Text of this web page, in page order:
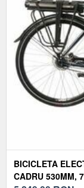
BICICLETA
CADRU 530MM,